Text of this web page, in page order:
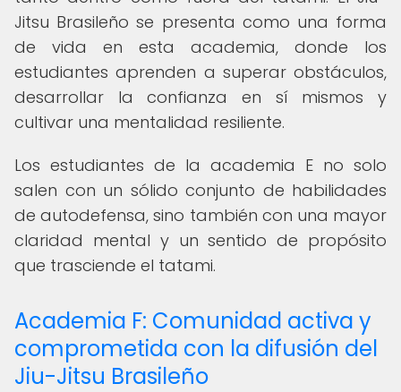
Jitsu Brasileño se presenta como una forma
de vida en esta academia, donde los
estudiantes aprenden a superar obstáculos,
desarrollar la confianza en sí mismos y
cultivar una mentalidad resiliente.
Los estudiantes de la academia E no solo
salen con un sólido conjunto de habilidades
de autodefensa, sino también con una mayor
claridad mental y un sentido de propósito
que trasciende el tatami.
Academia F: Comunidad activa y
comprometida con la difusión del
Jiu-Jitsu Brasileño